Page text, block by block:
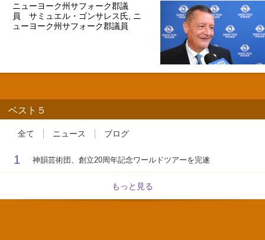
ニューヨーク州サフォーク郡議
員 サミュエル・ゴンサレス氏, ニ
ューヨーク州サフォーク郡議員
ベスト５
全て ニュース ブログ
1 神韻芸術団、創立20周年記念ワールドツアーを完遂
もっと見る